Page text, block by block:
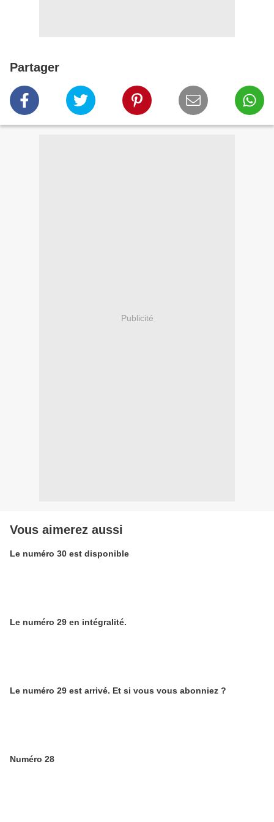
Partager
Publicité
Vous aimerez aussi
Le numéro 30 est disponible
Le numéro 29 en intégralité.
Le numéro 29 est arrivé. Et si vous vous abonniez ?
Numéro 28